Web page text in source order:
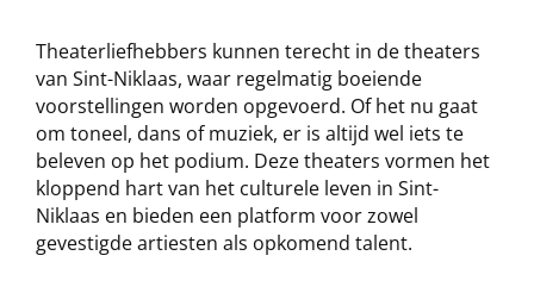
Theaterliefhebbers kunnen terecht in de theaters
van Sint-Niklaas, waar regelmatig boeiende
voorstellingen worden opgevoerd. Of het nu gaat
om toneel, dans of muziek, er is altijd wel iets te
beleven op het podium. Deze theaters vormen het
kloppend hart van het culturele leven in Sint-
Niklaas en bieden een platform voor zowel
gevestigde artiesten als opkomend talent.